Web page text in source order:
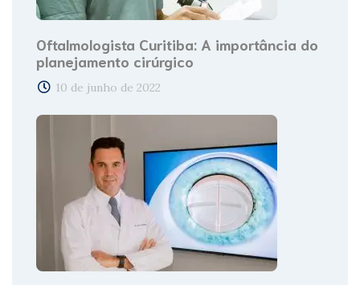
Oftalmologista Curitiba: A importância do
planejamento cirúrgico
10 de junho de 2022